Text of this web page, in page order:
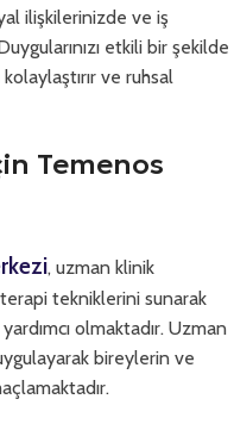
ilişkilerinizde ve iş
etkili bir şekilde
ve ruhsal
Temenos
, uzman klinik
tekniklerini sunarak
olmaktadır. Uzman
bireylerin ve